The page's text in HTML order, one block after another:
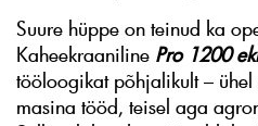
Suure hüppe on teinud ka
Kaheekraaniline Pro 1200
tööloogikat põhjalikult –
masina tööd, teisel aga